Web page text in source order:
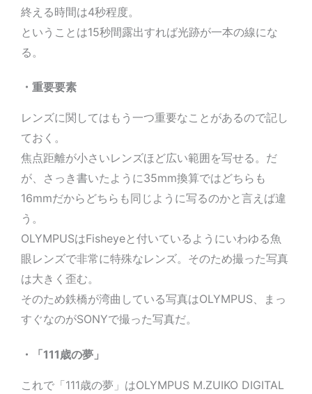
終える時間は4秒程度。
ということは15秒間露出すれば光跡が一本の線にな
る。
・重要要素
レンズに関してはもう一つ重要なことがあるので記し
ておく。
焦点距離が小さいレンズほど広い範囲を写せる。だ
が、さっき書いたように35mm換算ではどちらも
16mmだからどちらも同じように写るのかと言えば違
う。
OLYMPUSはFisheyeと付いているようにいわゆる魚
眼レンズで非常に特殊なレンズ。そのため撮った写真
は大きく歪む。
そのため鉄橋が湾曲している写真はOLYMPUS、まっ
すぐなのがSONYで撮った写真だ。
・「111歳の夢」
これで「111歳の夢」はOLYMPUS M.ZUIKO DIGITAL